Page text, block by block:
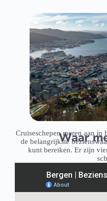
Waar
Cruiseschepen meren aan in
de belangrijkste
kunt bereiken. Er zijn